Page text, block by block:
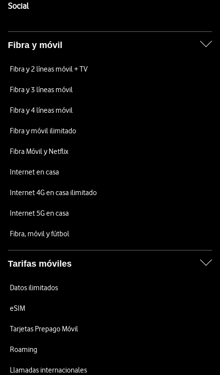
SocialEnlaces a las redes sociales de Vodafone
Fibra y móvil
Fibra y 2 líneas móvil + TV
Fibra y 3 líneas móvil
Fibra y 4 líneas móvil
Fibra y móvil ilimitado
Fibra Móvil y Netflix
Internet en casa
Internet 4G en casa ilimitado
Internet 5G en casa
Fibra, móvil y fútbol
Tarifas móviles
Datos ilimitados
eSIM
Tarjetas Prepago Móvil
Roaming
Llamadas internacionales